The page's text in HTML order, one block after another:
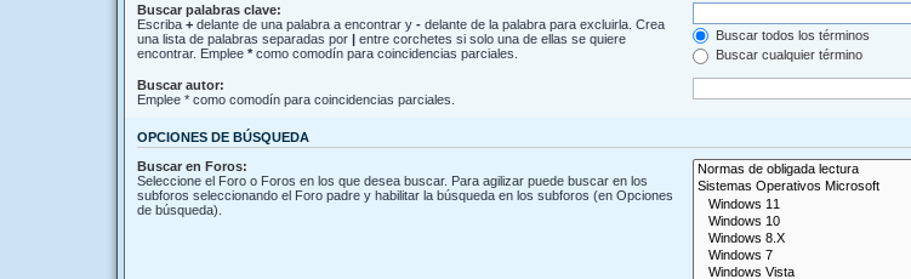
Buscar palabras clave:
Escriba + delante de una palabra a encontrar y - delante de la palabra para excluirla. Crea
una lista de palabras separadas por | entre corchetes si solo una de ellas se quiere
encontrar. Emplee * como comodín para coincidencias parciales.
Buscar todos los términos
Buscar cualquier término
Buscar autor:
Emplee * como comodín para coincidencias parciales.
OPCIONES DE BÚSQUEDA
Buscar en Foros:
Seleccione el Foro o Foros en los que desea buscar. Para agilizar puede buscar en los
subforos seleccionando el Foro padre y habilitar la búsqueda en los subforos (en Opciones
de búsqueda).